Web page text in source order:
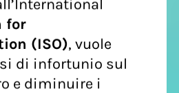
for
(ISO), vuole
di infortunio sul
e diminuire i